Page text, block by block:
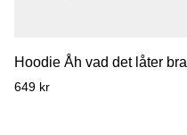
Hoodie
Hoodie Åh vad det låter bra
649 kr